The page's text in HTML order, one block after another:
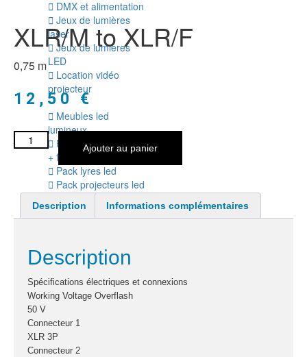
DMX et alimentation
Jeux de lumières
laser
Jeux de lumières
LED
Location vidéo
projecteur
Meubles led
lumineux
Pack jeux de lumière
+ fog
Pack lyres led
Pack projecteurs led
Projecteurs led
divers
LOCATION MACHINE
À EFFETS
Machines à
brouillard
Machines à confetti
XLR/M to XLR/F
0,75 m
12,50 €
Ajouter au panier
Description Informations complémentaires
Description
Spécifications électriques et connexions
Working Voltage Overflash
50 V
Connecteur 1
XLR 3P
Connecteur 2